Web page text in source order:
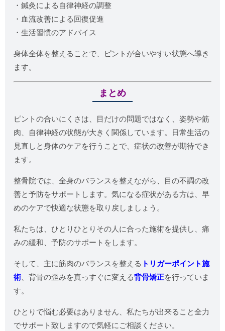
・鍼灸による自律神経の調整
・血流改善による回復促進
・生活習慣のアドバイス
身体全体を整えることで、ピントが合いやすい状態へ導き
ます。
まとめ
ピントの合いにくさは、目だけの問題ではなく、姿勢や筋
肉、自律神経の状態が大きく関係しています。日常生活の
見直しと身体のケアを行うことで、症状の改善が期待でき
ます。
整骨院では、全身のバランスを整えながら、目の不調の改
善と予防をサポートします。気になる症状がある方は、早
めのケアで快適な状態を取り戻しましょう。
私たちは、ひとりひとりその人に合った施術を提供し、痛
みの緩和、予防のサポートをします。
そして、主に筋肉のバランスを整える トリガーポイント施
術、背骨の歪みを真っすぐに変える背骨矯正を行っていま
す。
ひとりで悩む必要はありません、私たちが出来ること全力
でサポート致しますので気軽にご相談ください。